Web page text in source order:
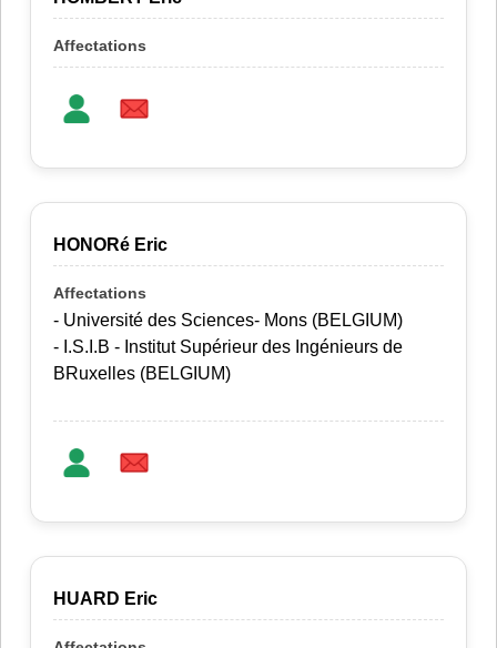
HONORé Eric
- Université des Sciences- Mons (BELGIUM)
- I.S.I.B - Institut Supérieur des Ingénieurs de
BRuxelles (BELGIUM)
HUARD Eric